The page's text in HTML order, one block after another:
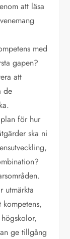
att läsa
med
gapen?
att
de
för hur
ska ni
utmärkta
ge tillgång